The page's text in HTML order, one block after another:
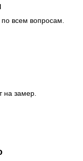
всем вопросам.
на замер.